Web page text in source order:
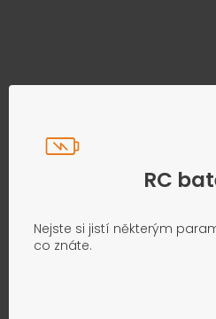
RC
Nejste si jistí některým
co znáte.